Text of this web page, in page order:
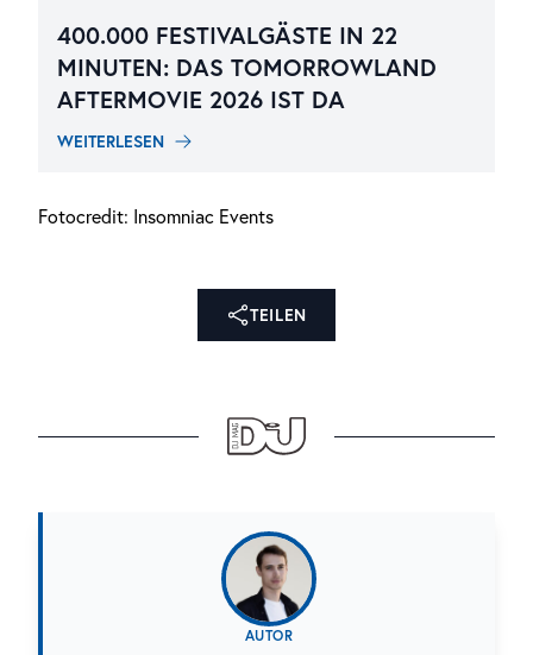
400.000 FESTIVALGÄSTE IN 22
MINUTEN: DAS TOMORROWLAND
AFTERMOVIE 2026 IST DA
WEITERLESEN
Fotocredit: Insomniac Events
TEILEN
AUTOR